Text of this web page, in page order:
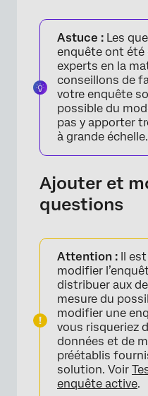
Astuce : Les
enquête ont été
experts en la
conseillons de
votre enquête
possible du
pas y apporter
à grande échelle.
Ajouter et
questions
Attention : Il
modifier
distribuer aux
mesure du
modifier une
vous risqueriez
données et de
préétablis
solution. Voir
enquête active.